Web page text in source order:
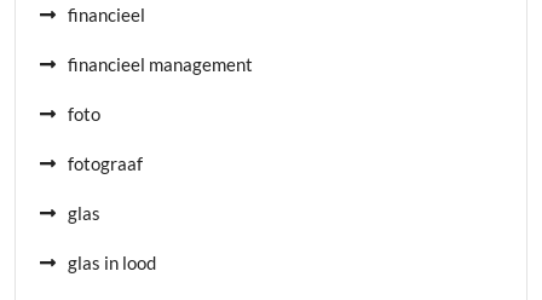
financieel
financieel management
foto
fotograaf
glas
glas in lood